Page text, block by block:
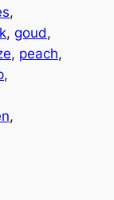
, goud
, peach